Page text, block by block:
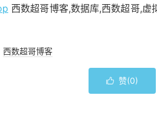
西数超哥博客,数据库,西数超哥,
西数超哥博客
 赞(0)